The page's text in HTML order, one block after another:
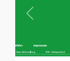
Vorheriges